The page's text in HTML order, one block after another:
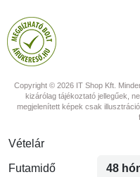
Copyright © 2026 IT Shop Kft.
kizárólag tájékoztató jellegűek,
megjelenített képek csak